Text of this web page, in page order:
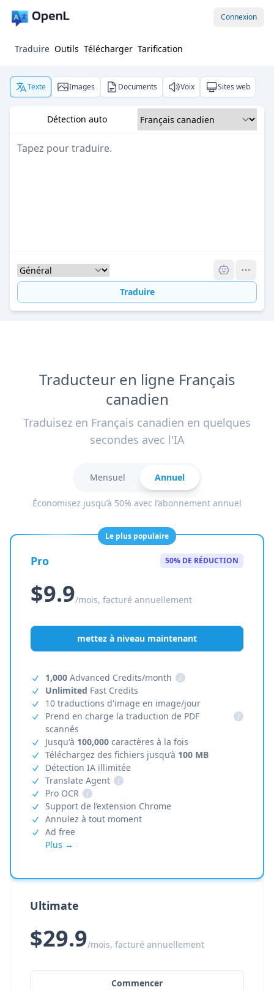
Connexion
Traduire Outils Télécharger Tarification
Texte Images Documents Voix Sites web
Détection auto
Traduire
Traducteur en ligne Français
canadien
Traduisez en Français canadien en quelques
secondes avec l'IA
Mensuel Annuel
Économisez jusqu’à 50% avec l’abonnement annuel
Le plus populaire
Pro 50% DE RÉDUCTION
$9.9/mois, facturé annuellement
mettez à niveau maintenant
1,000 Advanced Credits/month
i
Unlimited Fast Credits
10 traductions d'image en image/jour
Prend en charge la traduction de PDF
scannés
i
Jusqu'à 100,000 caractères à la fois
Téléchargez des fichiers jusqu’à 100 MB
Détection IA illimitée
Translate Agent
i
Pro OCR
i
Support de l’extension Chrome
Annulez à tout moment
Ad free
Plus →
Ultimate
$29.9/mois, facturé annuellement
Commencer